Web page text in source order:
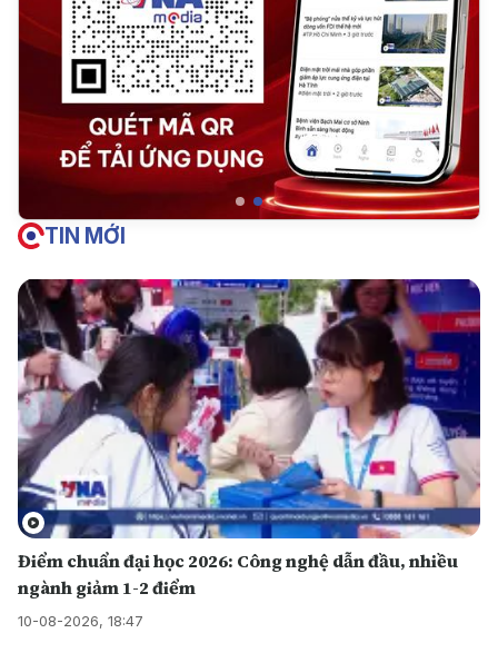
TIN MỚI
Điểm chuẩn đại học 2026: Công nghệ dẫn đầu, nhiều
ngành giảm 1-2 điểm
10-08-2026, 18:47